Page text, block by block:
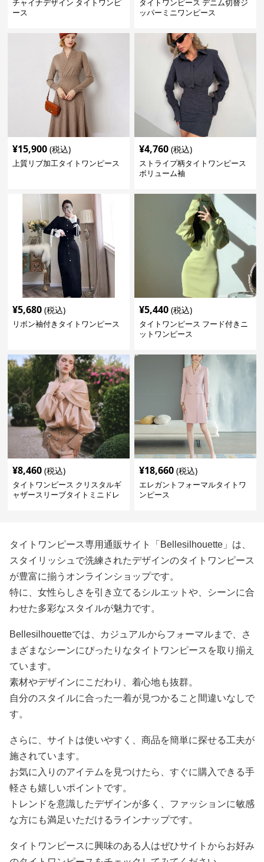
チャイナデザイン タイトワンピ
ース
タイトワンピース デニム切替ジ
ッパーミニワンピース
¥15,900 (税込)
上質リブ加工タイトワンピース
¥4,760 (税込)
ストライプ柄タイトワンピース
ボリューム袖
¥5,680 (税込)
リボン袖付きタイトワンピース
¥5,440 (税込)
タイトワンピース フード付きニ
ットワンピース
¥8,460 (税込)
タイトワンピース クリスタルギ
ャザースリーブタイトミニドレ
¥18,660 (税込)
エレガントフォーマルタイトワ
ンピース
タイトワンピース専用通販サイト「Bellesilhouette」は、
スタイリッシュで洗練されたデザインのタイトワンピース
が豊富に揃うオンラインショップです。
特に、女性らしさを引き立てるシルエットや、シーンに合
わせた多彩なスタイルが魅力です。
Bellesilhouetteでは、カジュアルからフォーマルまで、さ
まざまなシーンにぴったりなタイトワンピースを取り揃え
ています。
素材やデザインにこだわり、着心地も抜群。
自分のスタイルに合った一着が見つかること間違いなしで
す。
さらに、サイトは使いやすく、商品を簡単に探せる工夫が
施されています。
お気に入りのアイテムを見つけたら、すぐに購入できる手
軽さも嬉しいポイントです。
トレンドを意識したデザインが多く、ファッションに敏感
な方にも満足いただけるラインナップです。
タイトワンピースに興味のある人はぜひサイトからお好み